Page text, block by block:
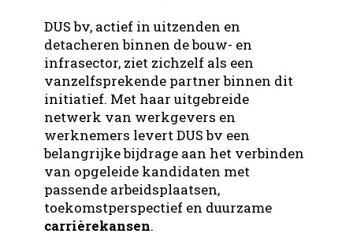
DUS bv, actief in uitzenden en
detacheren binnen de bouw- en
infrasector, ziet zichzelf als een
vanzelfsprekende partner binnen dit
initiatief. Met haar uitgebreide
netwerk van werkgevers en
werknemers levert DUS bv een
belangrijke bijdrage aan het verbinden
van opgeleide kandidaten met
passende arbeidsplaatsen,
toekomstperspectief en duurzame
carrièrekansen.